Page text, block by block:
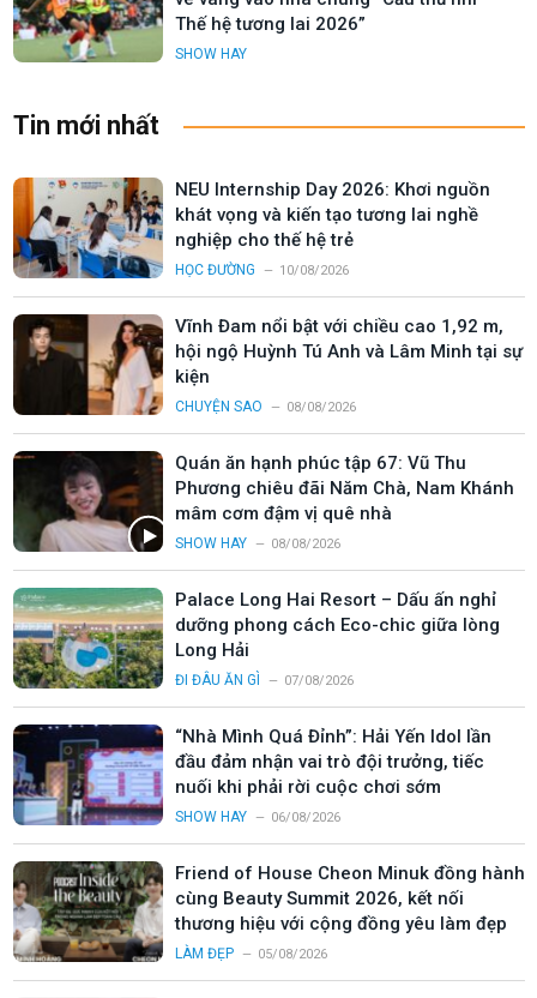
Thế hệ tương lai 2026”
SHOW HAY
Tin mới nhất
NEU Internship Day 2026: Khơi nguồn
khát vọng và kiến tạo tương lai nghề
nghiệp cho thế hệ trẻ
HỌC ĐƯỜNG 10/08/2026
Vĩnh Đam nổi bật với chiều cao 1,92 m,
hội ngộ Huỳnh Tú Anh và Lâm Minh tại sự
kiện
CHUYỆN SAO 08/08/2026
Quán ăn hạnh phúc tập 67: Vũ Thu
Phương chiêu đãi Năm Chà, Nam Khánh
mâm cơm đậm vị quê nhà
SHOW HAY 08/08/2026
Palace Long Hai Resort – Dấu ấn nghỉ
dưỡng phong cách Eco-chic giữa lòng
Long Hải
ĐI ĐÂU ĂN GÌ 07/08/2026
“Nhà Mình Quá Đỉnh”: Hải Yến Idol lần
đầu đảm nhận vai trò đội trưởng, tiếc
nuối khi phải rời cuộc chơi sớm
SHOW HAY 06/08/2026
Friend of House Cheon Minuk đồng hành
cùng Beauty Summit 2026, kết nối
thương hiệu với cộng đồng yêu làm đẹp
LÀM ĐẸP 05/08/2026